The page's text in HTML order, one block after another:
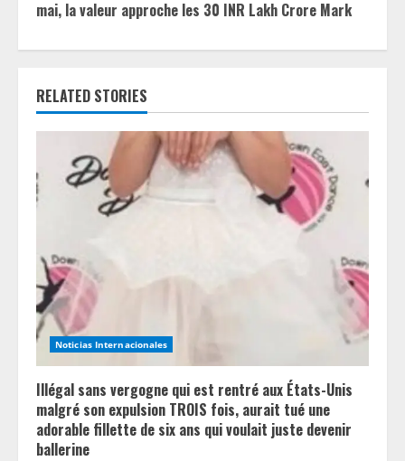
n
u
e
e
d
i
n
g
mai, la valeur approche les 30 INR Lakh Crore Mark
RELATED STORIES
Noticias Internacionales
Illégal sans vergogne qui est rentré aux États-Unis
malgré son expulsion TROIS fois, aurait tué une
adorable fillette de six ans qui voulait juste devenir
ballerine